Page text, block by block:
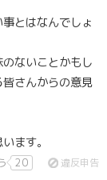
とはなんでしょ
ないことかもし
さんからの意見
ます。
20 違反申告